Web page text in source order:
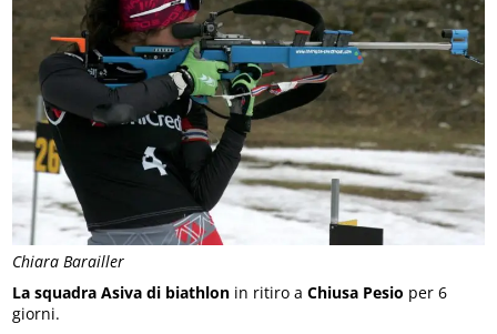
Chiara Barailler
La squadra Asiva di biathlon in ritiro aChiusa Pesio per 6
giorni.